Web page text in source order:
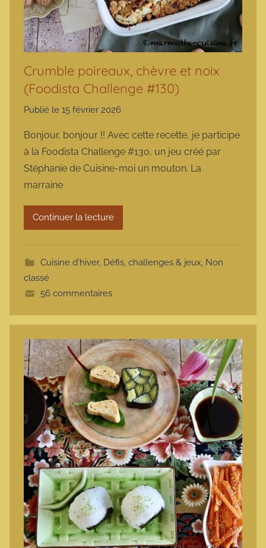
Crumble poireaux, chèvre et noix
(Foodista Challenge #130)
Publié le 15 février 2026
r
m
a
t
e
Bonjour, bonjour !! Avec cette recette, je participe
à la Foodista Challenge #130, un jeu créé par
Stéphanie de Cuisine-moi un mouton. La
marraine
Continuer la lecture
Cuisine d'hiver, Défis, challenges & jeux, Non
classé
56 commentaires